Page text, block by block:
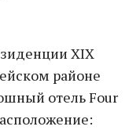
XIX
районе
отель Four